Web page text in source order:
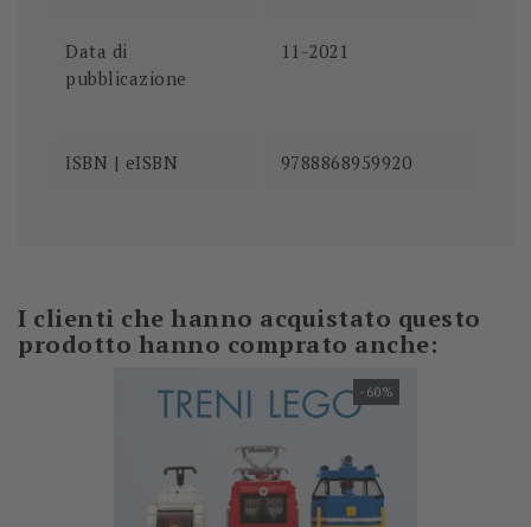
Data di
pubblicazione
11-2021
ISBN | eISBN 9788868959920
I clienti che hanno acquistato questo
prodotto hanno comprato anche:
-60%